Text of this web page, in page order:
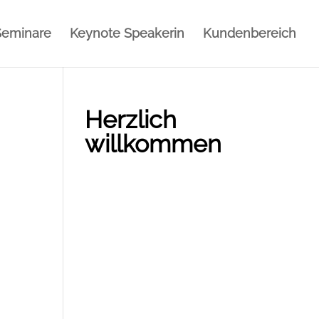
Keynote Speakerin Kundenbereich
Herzlich
willkommen